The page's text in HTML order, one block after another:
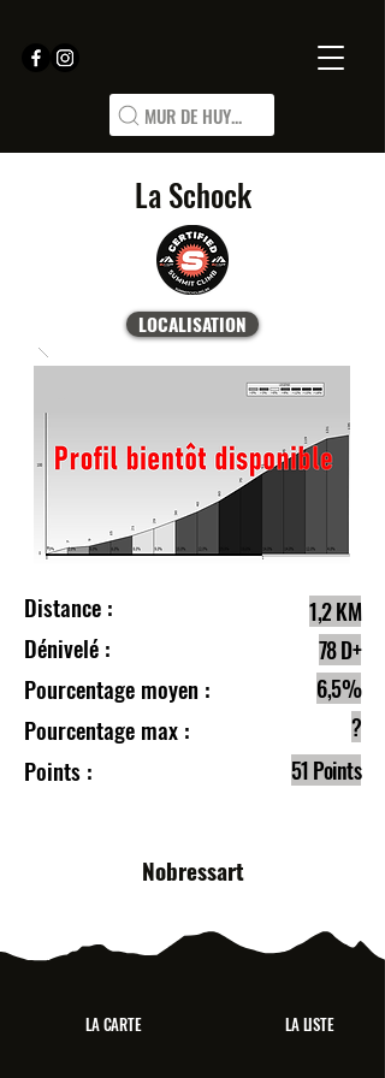
MUR DE HUY...
La Schock
LOCALISATION
Distance :
Dénivelé :
Pourcentage moyen :
Pourcentage max :
Points :
1,2 KM
78 D+
6,5%
?
51 Points
Nobressart
LA CARTE LA LISTE